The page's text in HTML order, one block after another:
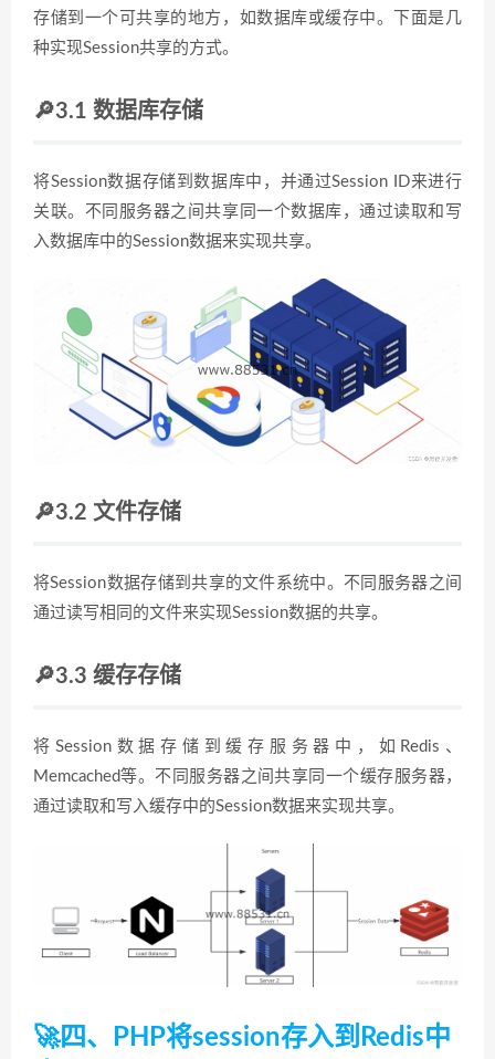
存储到一个可共享的地方，如数据库或缓存中。下面是几
种实现Session共享的方式。
🔎3.1 数据库存储
将Session数据存储到数据库中，并通过Session ID来进行
关联。不同服务器之间共享同一个数据库，通过读取和写
入数据库中的Session数据来实现共享。
🔎3.2 文件存储
将Session数据存储到共享的文件系统中。不同服务器之间
通过读写相同的文件来实现Session数据的共享。
🔎3.3 缓存存储
将Session数据存储到缓存服务器中，如Redis、
Memcached等。不同服务器之间共享同一个缓存服务器，
通过读取和写入缓存中的Session数据来实现共享。
🚀四、PHP将session存入到Redis中